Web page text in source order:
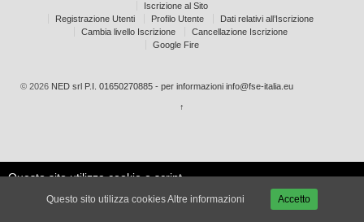
Iscrizione al Sito
Registrazione Utenti
Profilo Utente
Dati relativi all’Iscrizione
Cambia livello Iscrizione
Cancellazione Iscrizione
Google Fire
© 2026 NED srl P.I. 01650270885 - per informazioni info@fse-italia.eu
↑
Questo sito utilizza cookie e script
esperienza.
impostazioni
Accetta
Questo sito utilizza cookiesAltre informazioni Accetto